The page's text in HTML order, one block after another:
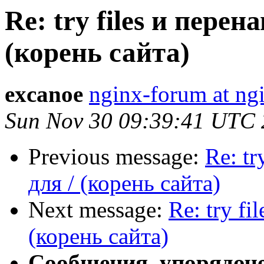
Re: try files и
(корень сайта)
excanoe nginx-forum at
Sun Nov 30 09:39:41 UTC
Previous message: Re:
для / (корень сайта)
Next message: Re: try
(корень сайта)